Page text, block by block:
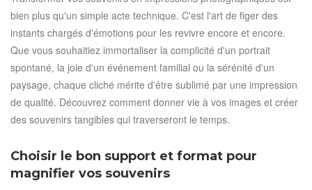
bien plus qu'un simple acte technique. C'est l'art de figer des
instants chargés d'émotions pour les revivre encore et encore.
Que vous souhaitiez immortaliser la complicité d'un portrait
spontané, la joie d'un événement familial ou la sérénité d'un
paysage, chaque cliché mérite d'être sublimé par une impression
de qualité. Découvrez comment donner vie à vos images et créer
des souvenirs tangibles qui traverseront le temps.
Choisir le bon support et format pour
magnifier vos souvenirs